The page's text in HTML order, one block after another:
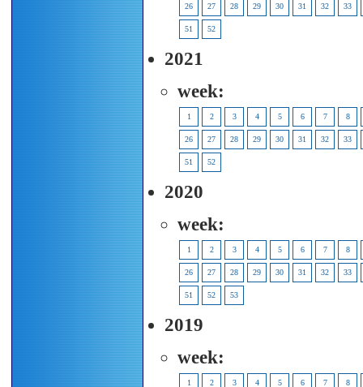
26 27 28 29 30 31 32 33
51 52
2021
week:
1 2 3 4 5 6 7 8
26 27 28 29 30 31 32 33
51 52
2020
week:
1 2 3 4 5 6 7 8
26 27 28 29 30 31 32 33
51 52 53
2019
week:
1 2 3 4 5 6 7 8